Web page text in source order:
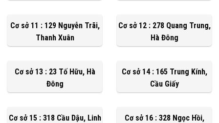
Cơ sở 11 : 129 Nguyễn Trãi,
Thanh Xuân
Cơ sở 12 : 278 Quang Trung,
Hà Đông
Cơ sở 13 : 23 Tố Hữu, Hà
Đông
Cơ sở 14 : 165 Trung Kính,
Cầu Giấy
Cơ sở 15 : 318 Cầu Dậu, Linh
Cơ sở 16 : 328 Ngọc Hồi,